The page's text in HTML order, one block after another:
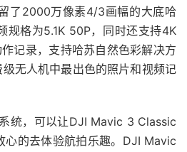
了2000万像素4/3画幅的大底哈
规格为5.1K 50P，同时还支持4K
记录，支持哈苏自然色彩解决方
无人机中最出色的照片和视频记
统，可以让DJI Mavic 3 Classic
心的去体验航拍乐趣。DJI Mavic